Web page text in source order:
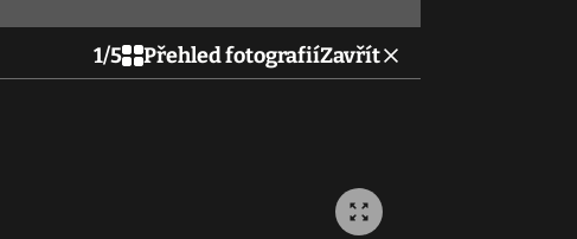
1/5 Přehled fotografiíZavřít